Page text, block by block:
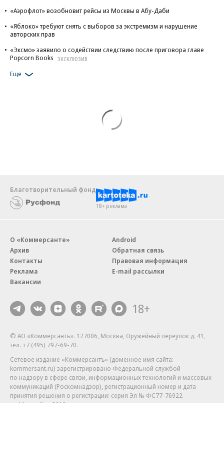
«Аэрофлот» возобновит рейсы из Москвы в Абу-Даби
«Яблоко» требуют снять с выборов за экстремизм и нарушение
авторских прав
«Эксмо» заявило о содействии следствию после приговора главе
Popcorn Books
ЭКСКЛЮЗИВ
Еще
Благотворительный фонд
18+ реклама
О «Коммерсанте»
Архив
Контакты
Реклама
Вакансии
Android
Обратная связь
Правовая информация
E-mail рассылки
18+
© АО «Коммерсантъ». 127006, Москва, Оружейный переулок д. 41,
тел. +7 (495) 797-69-70.
Сетевое издание «Коммерсантъ» (доменное имя сайта:
kommersant.ru) зарегистрировано Федеральной службой
по надзору в сфере связи, информационных технологий и массовых
коммуникаций (Роскомнадзор), регистрационный номер и дата
принятия решения о регистрации: серия Эл № ФС77-76922
от 11 октября 2019 г.